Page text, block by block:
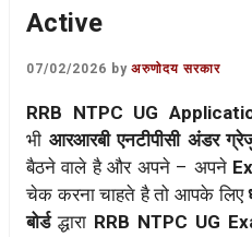
Active
07/02/2026 byअरुणोदय सरकार
RRB NTPC UG
भी आरआरबी एनटीपीसी अंडर
बैठने वाले है और अपने – अपने
चेक करना चाहते है तो आपके लिए
बोर्डद्धारा RRB NTPC UG